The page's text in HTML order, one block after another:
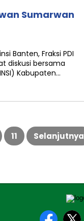
Sumarwan
Banten, Fraksi PDI
diskusi bersama
Kabupaten…
11 Selanjutnya